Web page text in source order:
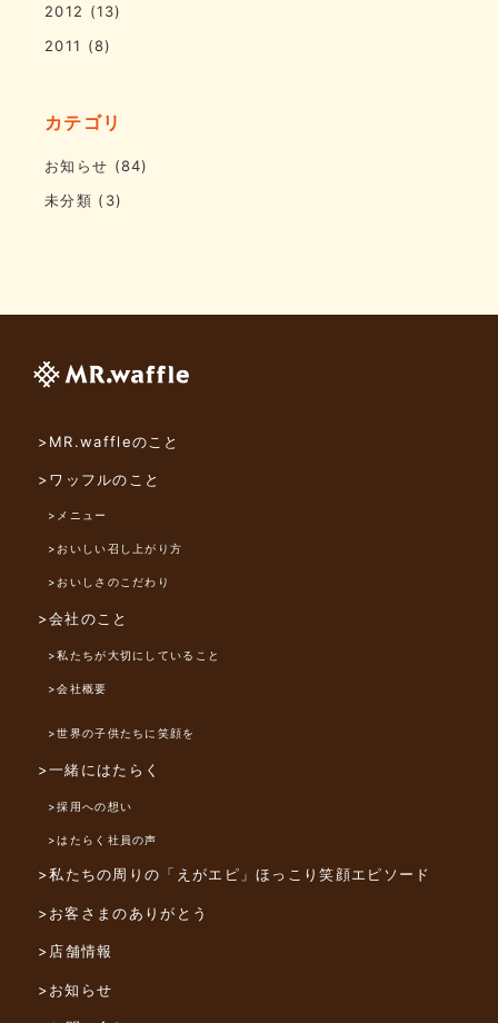
2012 (13)
2011 (8)
カテゴリ
お知らせ (84)
未分類 (3)
>MR.waffleのこと
>ワッフルのこと
>メニュー
>おいしい召し上がり方
>おいしさのこだわり
>会社のこと
>私たちが大切にしていること
>会社概要
>世界の子供たちに笑顔を
>一緒にはたらく
>採用への想い
>はたらく社員の声
>私たちの周りの「えがエピ」ほっこり笑顔エピソード
>お客さまのありがとう
>店舗情報
>お知らせ